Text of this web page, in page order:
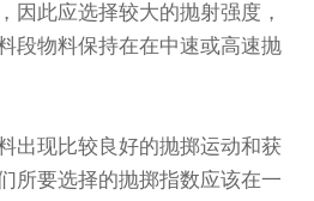
因此应选择较大的抛射强度，
段物料保持在在中速或高速抛
出现比较良好的抛掷运动和获
所要选择的抛掷指数应该在一